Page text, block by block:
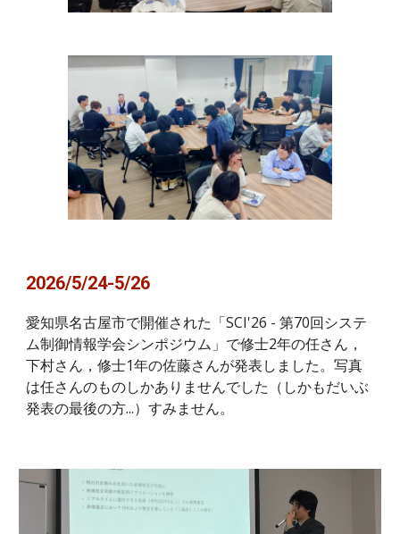
2026/5/24-5/26
愛知県名古屋市で開催された「SCI'26 - 第70回システ
ム制御情報学会シンポジウム」で修士2年の任さん，
下村さん，修士1年の佐藤さんが発表しました。写真
は任さんのものしかありませんでした（しかもだいぶ
発表の最後の方...）すみません。